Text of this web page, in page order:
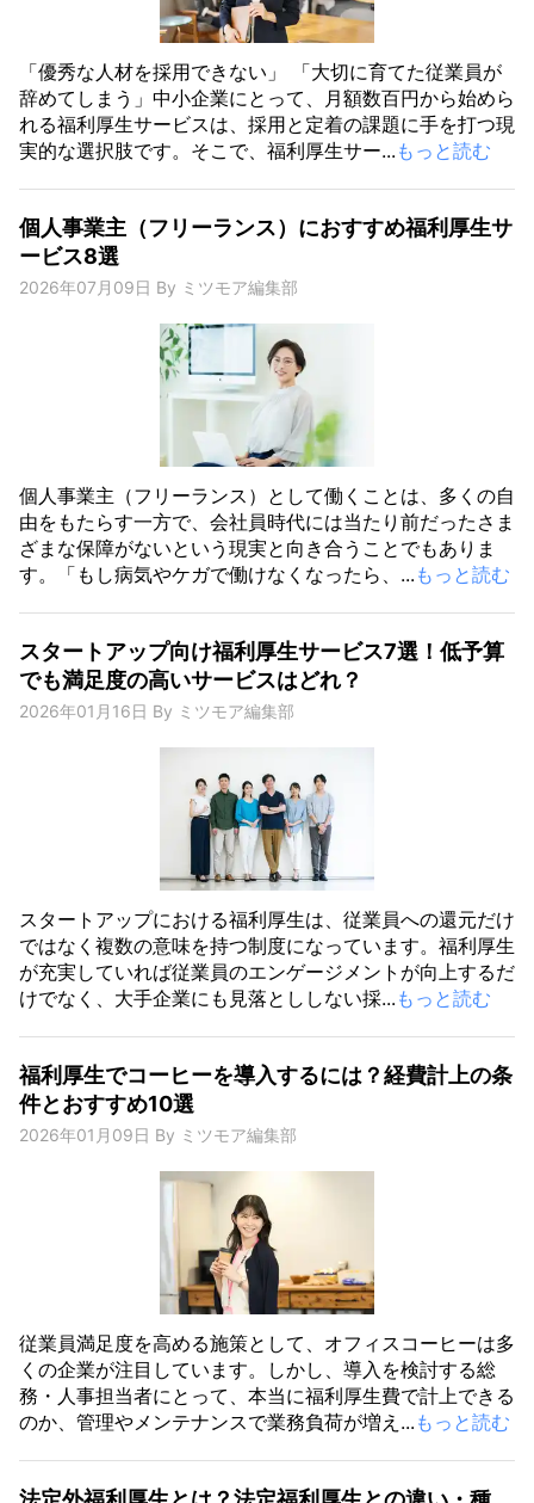
「優秀な人材を採用できない」 「大切に育てた従業員が
辞めてしまう」中小企業にとって、月額数百円から始めら
れる福利厚生サービスは、採用と定着の課題に手を打つ現
実的な選択肢です。そこで、福利厚生サー... もっと読む
個人事業主（フリーランス）におすすめ福利厚生サ
ービス8選
2026年07月09日 By ミツモア編集部
個人事業主（フリーランス）として働くことは、多くの自
由をもたらす一方で、会社員時代には当たり前だったさま
ざまな保障がないという現実と向き合うことでもありま
す。「もし病気やケガで働けなくなったら、... もっと読む
スタートアップ向け福利厚生サービス7選！低予算
でも満足度の高いサービスはどれ？
2026年01月16日 By ミツモア編集部
スタートアップにおける福利厚生は、従業員への還元だけ
ではなく複数の意味を持つ制度になっています。福利厚生
が充実していれば従業員のエンゲージメントが向上するだ
けでなく、大手企業にも見落とししない採... もっと読む
福利厚生でコーヒーを導入するには？経費計上の条
件とおすすめ10選
2026年01月09日 By ミツモア編集部
従業員満足度を高める施策として、オフィスコーヒーは多
くの企業が注目しています。しかし、導入を検討する総
務・人事担当者にとって、本当に福利厚生費で計上できる
のか、管理やメンテナンスで業務負荷が増え... もっと読む